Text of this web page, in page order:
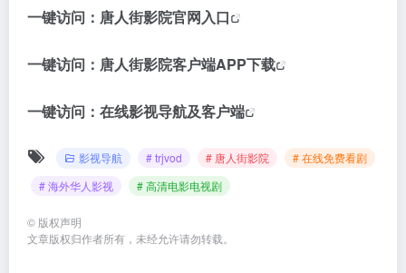
一键访问： 唐人街影院官网入口
一键访问： 唐人街影院客户端APP下载
一键访问： 在线影视导航及客户端
影视导航 # trjvod # 唐人街影院
# 在线免费看剧
# 海外华人影视
# 高清电影电视剧
© 版权声明
文章版权归作者所有，未经允许请勿转载。